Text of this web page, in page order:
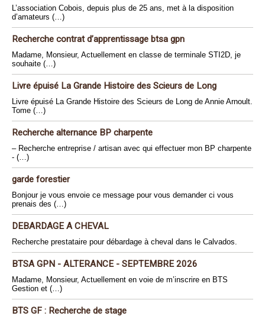
L’association Cobois, depuis plus de 25 ans, met à la disposition
d’amateurs (…)
Recherche contrat d’apprentissage btsa gpn
Madame, Monsieur, Actuellement en classe de terminale STI2D, je
souhaite (…)
Livre épuisé La Grande Histoire des Scieurs de Long
Livre épuisé La Grande Histoire des Scieurs de Long de Annie Arnoult.
Tome (…)
Recherche alternance BP charpente
– Recherche entreprise / artisan avec qui effectuer mon BP charpente
- (…)
garde forestier
Bonjour je vous envoie ce message pour vous demander ci vous
prenais des (…)
DEBARDAGE A CHEVAL
Recherche prestataire pour débardage à cheval dans le Calvados.
BTSA GPN - ALTERANCE - SEPTEMBRE 2026
Madame, Monsieur, Actuellement en voie de m’inscrire en BTS
Gestion et (…)
BTS GF : Recherche de stage